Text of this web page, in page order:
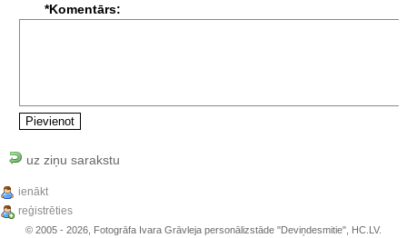
*Komentārs:
uz ziņu sarakstu
ienākt
reģistrēties
© 2005 - 2026, Fotogrāfa Ivara Grāvleja personālizstāde "Deviņdesmitie", HC.LV.